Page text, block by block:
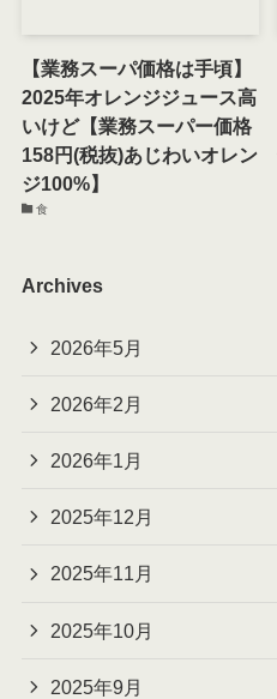
【業務スーパ価格は手頃】
2025年オレンジジュース高
いけど【業務スーパー価格
158円(税抜)あじわいオレン
ジ100%】
食
Archives
2026年5月
2026年2月
2026年1月
2025年12月
2025年11月
2025年10月
2025年9月